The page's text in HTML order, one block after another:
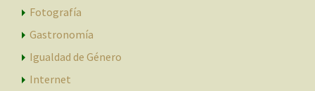
Fotografía
Gastronomía
Igualdad de Género
Internet